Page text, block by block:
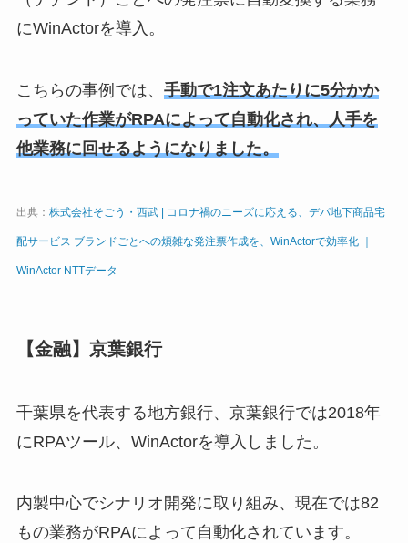
にWinActorを導入。
こちらの事例では、 手動で1注文あたりに5分かか
っていた作業がRPAによって自動化され、人手を
他業務に回せるようになりました。
出典： 株式会社そごう・西武 | コロナ禍のニーズに応える、デパ地下商品宅
配サービス ブランドごとへの煩雑な発注票作成を、WinActorで効率化 ｜
WinActor NTTデータ
【金融】京葉銀行
千葉県を代表する地方銀行、京葉銀行では2018年
にRPAツール、WinActorを導入しました。
内製中心でシナリオ開発に取り組み、現在では82
もの業務がRPAによって自動化されています。